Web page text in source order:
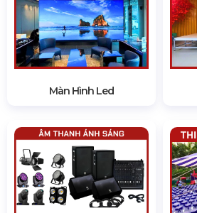
Màn Hình Led